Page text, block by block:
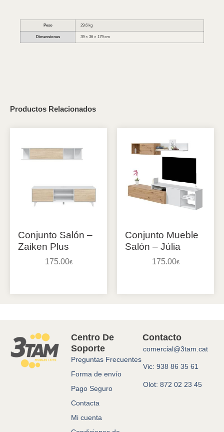
Productos Relacionados
Conjunto Salón –
Zaiken Plus
175.00€
Conjunto Mueble
Salón – Júlia
175.00€
Peso 29.6 kg
Dimensiones 39 × 36 × 179 cm
Contacto
comercial@3tam.cat
Vic: 938 86 35 61
Olot: 872 02 23 45
Centro De
Soporte
Preguntas Frecuentes
Forma de envío
Pago Seguro
Contacta
Mi cuenta